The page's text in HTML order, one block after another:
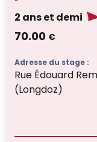
2 ans et demi
70.00 €
Adresse du stage :
Rue Édouard
(Longdoz)